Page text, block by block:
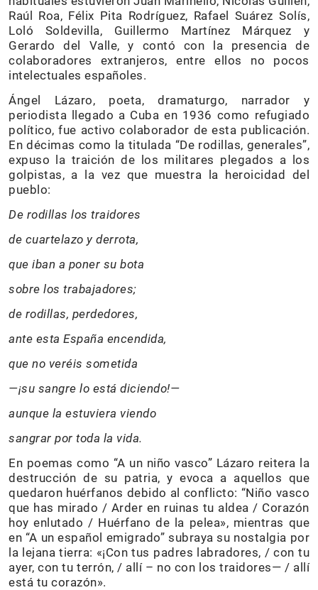
Raúl Roa, Félix Pita Rodríguez, Rafael Suárez Solís,
Loló Soldevilla, Guillermo Martínez Márquez y
Gerardo del Valle, y contó con la presencia de
colaboradores extranjeros, entre ellos no pocos
intelectuales españoles.
Ángel Lázaro, poeta, dramaturgo, narrador y
periodista llegado a Cuba en 1936 como refugiado
político, fue activo colaborador de esta publicación.
En décimas como la titulada “De rodillas, generales”,
expuso la traición de los militares plegados a los
golpistas, a la vez que muestra la heroicidad del
pueblo:
De rodillas los traidores
de cuartelazo y derrota,
que iban a poner su bota
sobre los trabajadores;
de rodillas, perdedores,
ante esta España encendida,
que no veréis sometida
—¡su sangre lo está diciendo!—
aunque la estuviera viendo
sangrar por toda la vida.
En poemas como “A un niño vasco” Lázaro reitera la
destrucción de su patria, y evoca a aquellos que
quedaron huérfanos debido al conflicto: “Niño vasco
que has mirado / Arder en ruinas tu aldea / Corazón
hoy enlutado / Huérfano de la pelea», mientras que
en “A un español emigrado” subraya su nostalgia por
la lejana tierra: «¡Con tus padres labradores, / con tu
ayer, con tu terrón, / allí – no con los traidores— / allí
está tu corazón».